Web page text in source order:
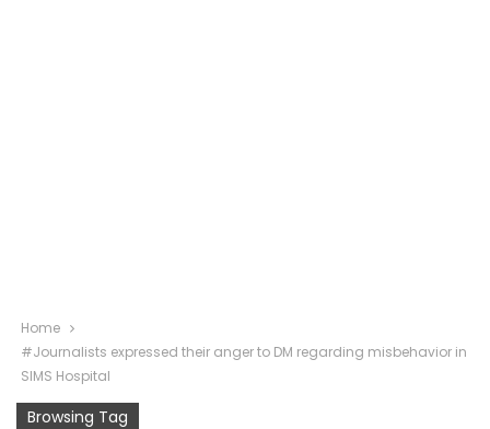
Home
#Journalists expressed their anger to DM regarding misbehavior in
SIMS Hospital
Browsing Tag